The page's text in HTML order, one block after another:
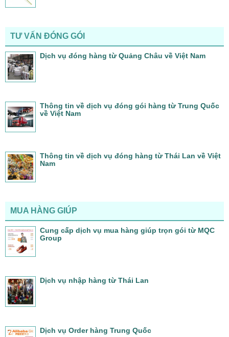
TƯ VẤN ĐÓNG GÓI
Dịch vụ đóng hàng từ Quảng Châu về Việt Nam
Thông tin về dịch vụ đóng gói hàng từ Trung Quốc
về Việt Nam
Thông tin về dịch vụ đóng hàng từ Thái Lan về Việt
Nam
MUA HÀNG GIÚP
Cung cấp dịch vụ mua hàng giúp trọn gói từ MQC
Group
Dịch vụ nhập hàng từ Thái Lan
Dịch vụ Order hàng Trung Quốc